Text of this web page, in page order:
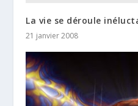
La vie se déroule
21 janvier 2008